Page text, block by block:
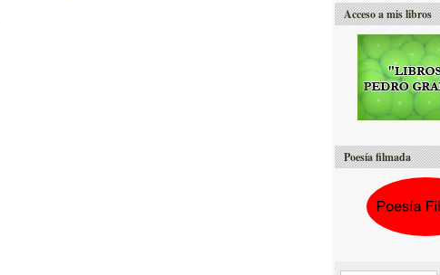
Acceso a mis libros
Poesía filmada